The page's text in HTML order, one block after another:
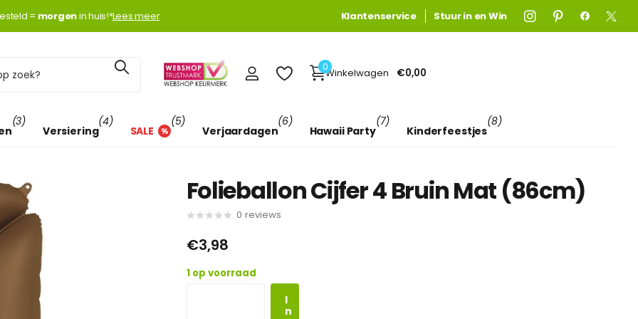
Klarna
Klarna
= morgenin huis!*Lees meer
morgen Gratis verzendingboven €75! (anders €4,95)Lees meer
Gratis verzending
Klantenservice Stuur in en Win
Winkelwagen
0 €0,00
(3)
Versiering
(4)
SALE
(5)
Verjaardagen
(6)
Hawaii Party
(7)
Kinderfeestjes
(8)
Folieballon Cijfer 4 Bruin Mat (86cm)
0 reviews
€3,98
1 op voorraad
I
n